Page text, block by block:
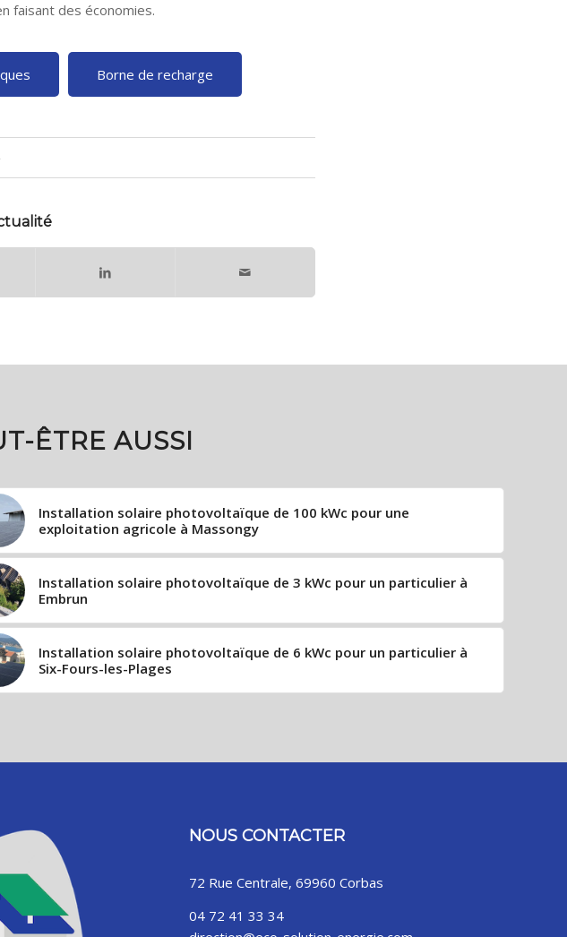
faisant des économies.
Borne de recharge
ÊTRE AUSSI
Installation solaire photovoltaïque de 100 kWc pour une
exploitation agricole à Massongy
Installation solaire photovoltaïque de 3 kWc pour un particulier à
Embrun
Installation solaire photovoltaïque de 6 kWc pour un particulier à
Six-Fours-les-Plages
NOUS CONTACTER
72 Rue Centrale, 69960 Corbas
04 72 41 33 34